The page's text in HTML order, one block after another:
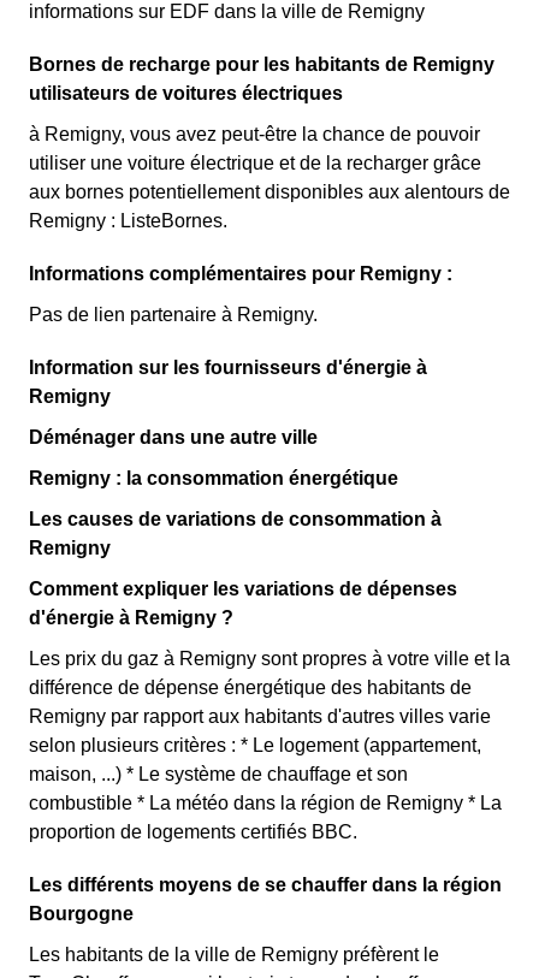
informations sur EDF dans la ville de Remigny
Bornes de recharge pour les habitants de Remigny
utilisateurs de voitures électriques
à Remigny, vous avez peut-être la chance de pouvoir
utiliser une voiture électrique et de la recharger grâce
aux bornes potentiellement disponibles aux alentours de
Remigny : ListeBornes.
Informations complémentaires pour Remigny :
Pas de lien partenaire à Remigny.
Information sur les fournisseurs d'énergie à
Remigny
Déménager dans une autre ville
Remigny : la consommation énergétique
Les causes de variations de consommation à
Remigny
Comment expliquer les variations de dépenses
d'énergie à Remigny ?
Les prix du gaz à Remigny sont propres à votre ville et la
différence de dépense énergétique des habitants de
Remigny par rapport aux habitants d'autres villes varie
selon plusieurs critères : * Le logement (appartement,
maison, ...) * Le système de chauffage et son
combustible * La météo dans la région de Remigny * La
proportion de logements certifiés BBC.
Les différents moyens de se chauffer dans la région
Bourgogne
Les habitants de la ville de Remigny préfèrent le